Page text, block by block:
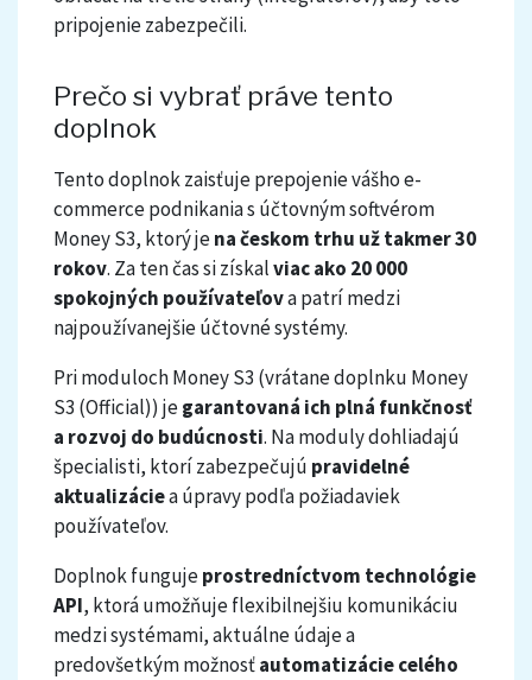
pripojenie zabezpečili.
Prečo si vybrať práve tento
doplnok
Tento doplnok zaisťuje prepojenie vášho e-
commerce podnikania s účtovným softvérom
Money S3, ktorý jena českom trhu už takmer 30
rokov. Za ten čas si získalviac ako 20 000
spokojných používateľova patrí medzi
najpoužívanejšie účtovné systémy.
Pri moduloch Money S3 (vrátane doplnku Money
S3 (Official)) jegarantovaná ich plná funkčnosť
a rozvoj do budúcnosti. Na moduly dohliadajú
špecialisti, ktorí zabezpečujú pravidelné
aktualizáciea úpravy podľa požiadaviek
používateľov.
Doplnok fungujeprostredníctvom technológie
API, ktorá umožňuje flexibilnejšiu komunikáciu
medzi systémami, aktuálne údaje a
predovšetkým možnosťautomatizácie celého